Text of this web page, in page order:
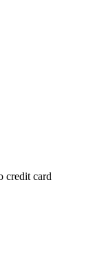
credit card